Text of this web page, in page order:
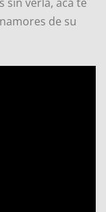
sin verla, acá te
de su